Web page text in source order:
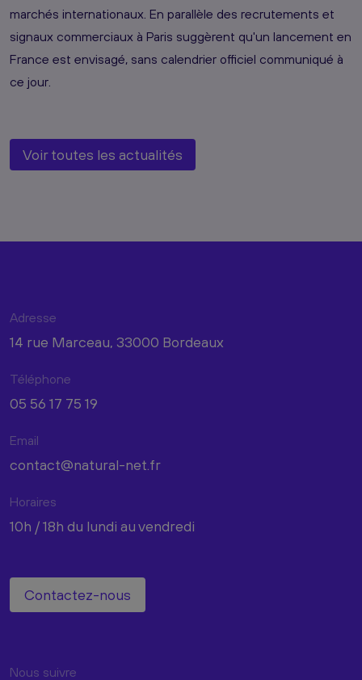
marchés internationaux. En parallèle des recrutements et
signaux commerciaux à Paris suggèrent qu'un lancement en
France est envisagé, sans calendrier officiel communiqué à
ce jour.
Voir toutes les actualités
Adresse
14 rue Marceau, 33000 Bordeaux
Téléphone
05 56 17 75 19
Email
contact@natural-net.fr
Horaires
10h / 18h du lundi au vendredi
Contactez-nous
Nous suivre